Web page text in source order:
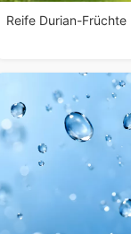
Reife Durian-